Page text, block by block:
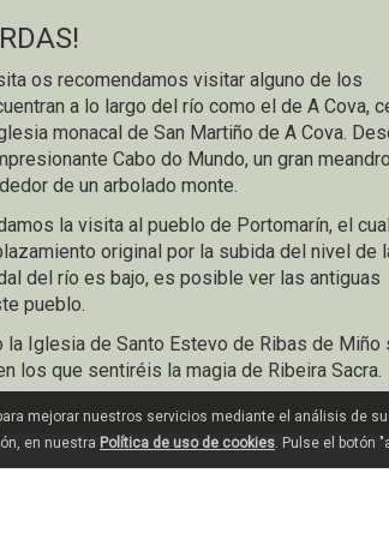
os recomendamos visitar alguno de los
a lo largo del río como el de A Cova,
monacal de San Martiño de A Cova.
Cabo do Mundo, un gran
de un arbolado monte.
la visita al pueblo de Portomarín, el
original por la subida del nivel de
del río es bajo, es posible ver las antiguas
pueblo.
la Iglesia de Santo Estevo de Ribas de Miño
los que sentiréis la magia de Ribeira Sacra.
mejorar nuestros servicios mediante el análisis de
en nuestra Política de uso de cookies. Pulse el botón